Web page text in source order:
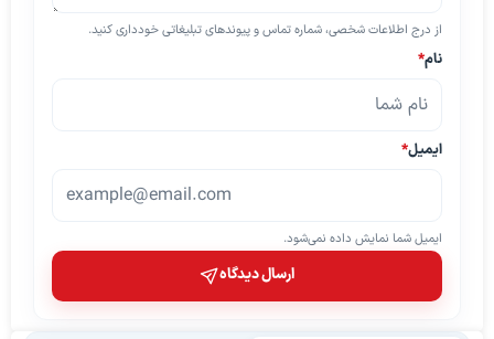
از درج اطلاعات شخصی، شماره تماس و پیوندهای تبلیغاتی خودداری کنید.
نام*
ایمیل*
ایمیل شما نمایش داده نمی‌شود.
ارسال دیدگاه